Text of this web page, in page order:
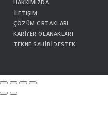
HAKKIMIZDA
İLETIŞIM
ÇÖZÜM ORTAKLARI
KARİYER OLANAKLARI
TEKNE SAHİBİ DESTEK